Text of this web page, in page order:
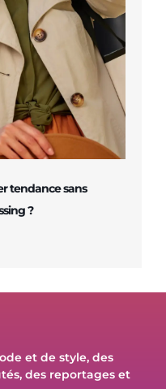
tendance sans
?
et de style, des
des reportages et